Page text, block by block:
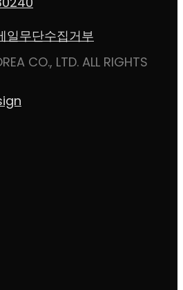
일무단수집거부
CO., LTD. ALL RIGHTS